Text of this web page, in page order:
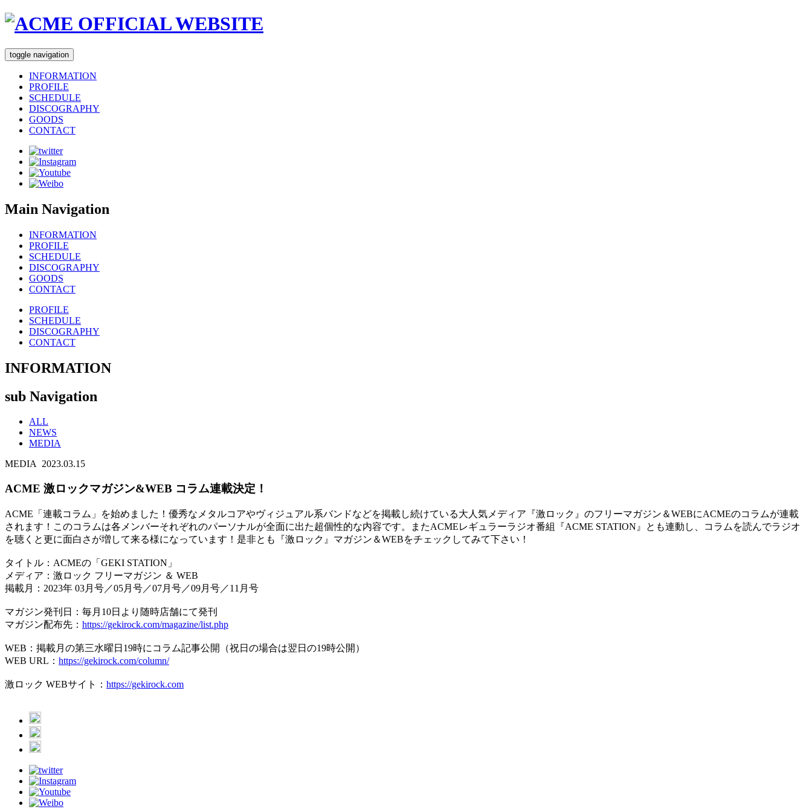
toggle navigation
INFORMATION
PROFILE
SCHEDULE
DISCOGRAPHY
GOODS
CONTACT
Main Navigation
INFORMATION
PROFILE
SCHEDULE
DISCOGRAPHY
GOODS
CONTACT
PROFILE
SCHEDULE
DISCOGRAPHY
CONTACT
INFORMATION
sub Navigation
ALL
NEWS
MEDIA
MEDIA 2023.03.15
ACME 激ロックマガジン&WEB コラム連載決定！
ACME「連載コラム」を始めました！優秀なメタルコアやヴィジュアル系バンドなどを掲載し続けている大人気メディア『激ロック』のフリーマガジン＆WEBにACMEのコラムが連載
されます！このコラムは各メンバーそれぞれのパーソナルが全面に出た超個性的な内容です。またACMEレギュラーラジオ番組『ACME STATION』とも連動し、コラムを読んでラジオ
を聴くと更に面白さが増して来る様になっています！是非とも『激ロック』マガジン＆WEBをチェックしてみて下さい！
タイトル：ACMEの「GEKI STATION」
メディア：激ロック フリーマガジン ＆ WEB
掲載月：2023年 03月号／05月号／07月号／09月号／11月号
マガジン発刊日：毎月10日より随時店舗にて発刊
マガジン配布先： https://gekirock.com/magazine/list.php
WEB：掲載月の第三水曜日19時にコラム記事公開（祝日の場合は翌日の19時公開）
WEB URL： https://gekirock.com/column/
激ロック WEBサイト： https://gekirock.com